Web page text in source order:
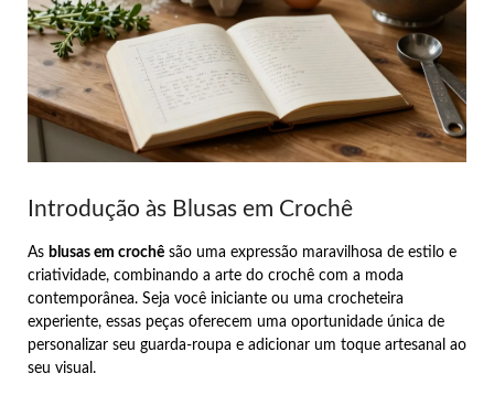
Introdução às Blusas em Crochê
As blusas em crochê são uma expressão maravilhosa de estilo e
criatividade, combinando a arte do crochê com a moda
contemporânea. Seja você iniciante ou uma crocheteira
experiente, essas peças oferecem uma oportunidade única de
personalizar seu guarda-roupa e adicionar um toque artesanal ao
seu visual.